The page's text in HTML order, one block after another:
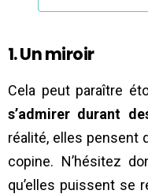
1. Un miroir
Cela peut paraître
s’admirer durant
réalité, elles pensent
copine. N’hésitez
qu’elles puissent se